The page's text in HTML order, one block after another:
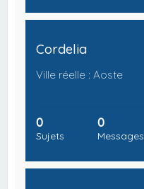
Cordelia
Ville réelle : Aoste
0
Sujets
0
Messages